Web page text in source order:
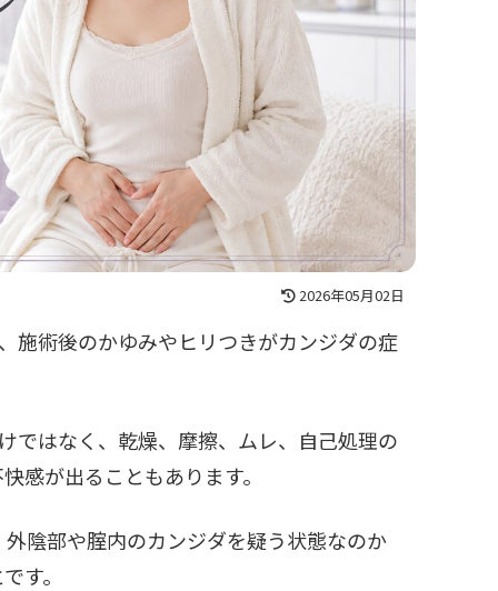
2026年05月02日
施術後のかゆみやヒリつきがカンジダの症
ではなく、乾燥、摩擦、ムレ、自己処理の
感が出ることもあります。
陰部や腟内のカンジダを疑う状態なのか
す。